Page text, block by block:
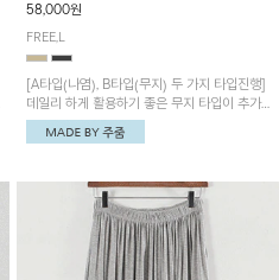
58,000원
FREE,L
[A타입(나염), B타입(무지) 두 가지 타입진행]
데일리 하게 활용하기 좋은 무지 타입이 추가
되었어요~ 볼륨감 있는 항아리핏 실루엣이 유
니크하며 포켓디테일이 POINT!